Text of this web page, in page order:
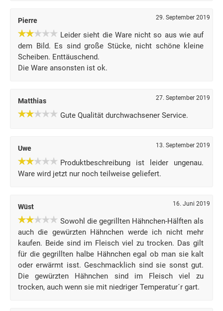
Pierre 29. September 2019
Leider sieht die Ware nicht so aus wie auf
dem Bild. Es sind große Stücke, nicht schöne kleine
Scheiben. Enttäuschend.
Die Ware ansonsten ist ok.
Matthias 27. September 2019
Gute Qualität durchwachsener Service.
Uwe 13. September 2019
Produktbeschreibung ist leider ungenau.
Ware wird jetzt nur noch teilweise geliefert.
Wüst 16. Juni 2019
Sowohl die gegrillten Hähnchen-Hälften als
auch die gewürzten Hähnchen werde ich nicht mehr
kaufen. Beide sind im Fleisch viel zu trocken. Das gilt
für die gegrillten halbe Hähnchen egal ob man sie kalt
oder erwärmt isst. Geschmacklich sind sie sonst gut.
Die gewürzten Hähnchen sind im Fleisch viel zu
trocken, auch wenn sie mit niedriger Temperatur´r gart.